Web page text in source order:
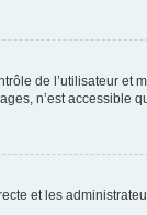
de l’utilisateur et
n’est accessible
et les